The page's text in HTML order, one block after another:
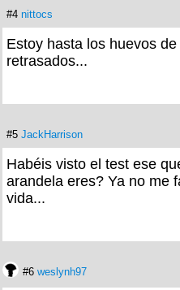
#4 nittocs
Estoy hasta los huevos
retrasados...
#5 JackHarrison
Habéis visto el test ese
arandela eres? Ya no me
vida...
#6 weslynh97